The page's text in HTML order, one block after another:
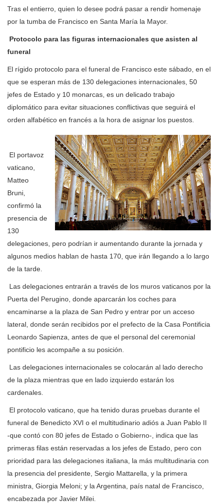
Tras el entierro, quien lo desee podrá pasar a rendir homenaje
por la tumba de Francisco en Santa María la Mayor.
Protocolo para las figuras internacionales que asisten al
funeral
El rígido protocolo para el funeral de Francisco este sábado, en el
que se esperan más de 130 delegaciones internacionales, 50
jefes de Estado y 10 monarcas, es un delicado trabajo
diplomático para evitar situaciones conflictivas que seguirá el
orden alfabético en francés a la hora de asignar los puestos.
El portavoz
vaticano,
Matteo
Bruni,
confirmó la
presencia de
130
delegaciones, pero podrían ir aumentando durante la jornada y
algunos medios hablan de hasta 170, que irán llegando a lo largo
de la tarde.
Las delegaciones entrarán a través de los muros vaticanos por la
Puerta del Perugino, donde aparcarán los coches para
encaminarse a la plaza de San Pedro y entrar por un acceso
lateral, donde serán recibidos por el prefecto de la Casa Pontificia
Leonardo Sapienza, antes de que el personal del ceremonial
pontificio les acompañe a su posición.
Las delegaciones internacionales se colocarán al lado derecho
de la plaza mientras que en lado izquierdo estarán los
cardenales.
El protocolo vaticano, que ha tenido duras pruebas durante el
funeral de Benedicto XVI o el multitudinario adiós a Juan Pablo II
-que contó con 80 jefes de Estado o Gobierno-, indica que las
primeras filas están reservadas a los jefes de Estado, pero con
prioridad para las delegaciones italiana, la más multitudinaria con
la presencia del presidente, Sergio Mattarella, y la primera
ministra, Giorgia Meloni; y la Argentina, país natal de Francisco,
encabezada por Javier Milei.